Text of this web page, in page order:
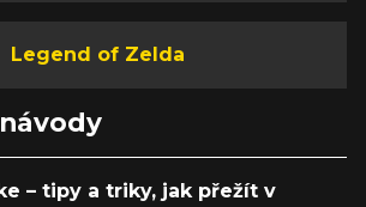
Legend of Zelda
– tipy a triky, jak přežít v